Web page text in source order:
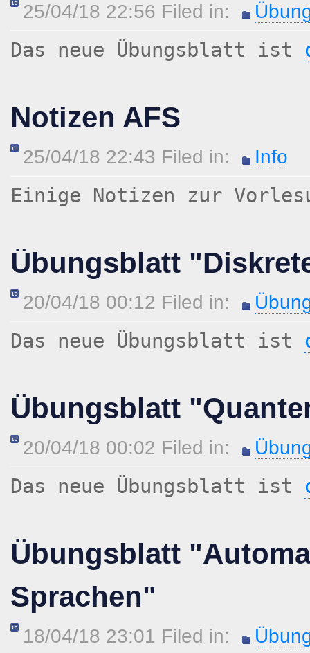
25/04/18 22:56 Filed in:
Das neue Übungsblatt ist
Notizen AFS
25/04/18 22:43 Filed in: Info
Einige Notizen zur
Übungsblatt
20/04/18 00:12 Filed in:
Das neue Übungsblatt ist
Übungsblatt
20/04/18 00:02 Filed in:
Das neue Übungsblatt ist
Übungsblatt
Sprachen"
18/04/18 23:01 Filed in: